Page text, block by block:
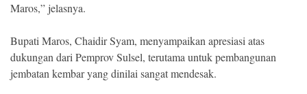
Maros,” jelasnya.
Bupati Maros, Chaidir Syam, menyampaikan apresiasi atas
dukungan dari Pemprov Sulsel, terutama untuk pembangunan
jembatan kembar yang dinilai sangat mendesak.